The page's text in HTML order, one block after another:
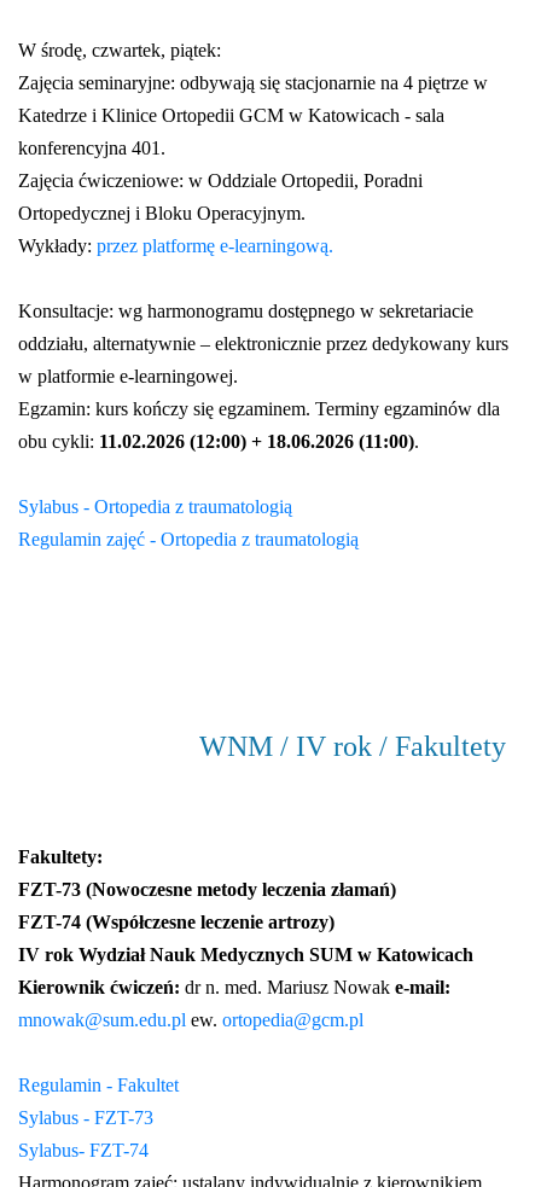
W środę, czwartek, piątek:
Zajęcia seminaryjne: odbywają się stacjonarnie na 4 piętrze w
Katedrze i Klinice Ortopedii GCM w Katowicach - sala
konferencyjna 401.
Zajęcia ćwiczeniowe: w Oddziale Ortopedii, Poradni
Ortopedycznej i Bloku Operacyjnym.
Wykłady: przez platformę e-learningową.
Konsultacje: wg harmonogramu dostępnego w sekretariacie
oddziału, alternatywnie – elektronicznie przez dedykowany kurs
w platformie e-learningowej.
Egzamin: kurs kończy się egzaminem. Terminy egzaminów dla
obu cykli: 11.02.2026 (12:00) + 18.06.2026 (11:00).
Sylabus - Ortopedia z traumatologią
Regulamin zajęć - Ortopedia z traumatologią
WNM / IV rok / Fakultety
Fakultety:
FZT-73 (Nowoczesne metody leczenia złamań)
FZT-74 (Współczesne leczenie artrozy)
IV rok Wydział Nauk Medycznych SUM w Katowicach
Kierownik ćwiczeń: dr n. med. Mariusz Nowak e-mail:
mnowak@sum.edu.pl ew. ortopedia@gcm.pl
Regulamin - Fakultet
Sylabus - FZT-73
Sylabus- FZT-74
Harmonogram zajęć: ustalany indywidualnie z kierownikiem